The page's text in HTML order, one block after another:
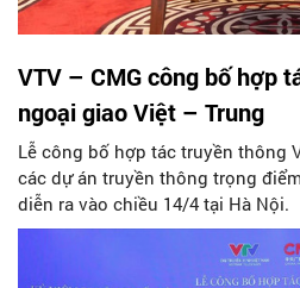
VTV – CMG công bố hợp
ngoại giao Việt – Trung
Lễ công bố hợp tác truyền thông
các dự án truyền thông trọng
diễn ra vào chiều 14/4 tại Hà Nội.